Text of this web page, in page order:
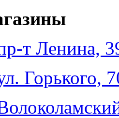
т Ленина,
Горького,